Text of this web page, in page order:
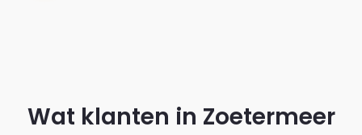
Wat klanten in Zoetermeer